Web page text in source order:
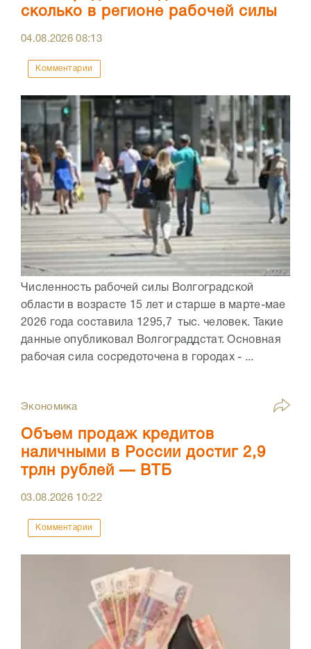
сколько в регионе рабочей силы
04.08.202608:13
Комментарии
Численность рабочей силы Волгоградской
области в возрасте 15 лет и старше в марте-мае
2026 года составила 1295,7 тыс. человек. Такие
данные опубликовал Волгограддстат. Основная
рабочая сила сосредоточена в городах - ...
Экономика
Объем продаж кредитов
наличными в России достиг 2,9
трлн рублей — ВТБ
03.08.2026 10:22
Комментарии